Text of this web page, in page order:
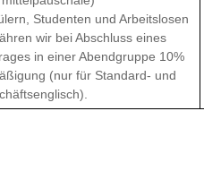
Studenten und Arbeitslosen
wir bei Abschluss eines
in einer Abendgruppe 10%
(nur für Standard- und